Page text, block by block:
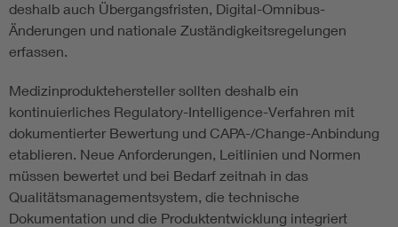
deshalb auch Übergangsfristen, Digital-Omnibus-
Änderungen und nationale Zuständigkeitsregelungen
erfassen.
Medizinproduktehersteller sollten deshalb ein
kontinuierliches Regulatory-Intelligence-Verfahren mit
dokumentierter Bewertung und CAPA-/Change-Anbindung
etablieren. Neue Anforderungen, Leitlinien und Normen
müssen bewertet und bei Bedarf zeitnah in das
Qualitätsmanagementsystem, die technische
Dokumentation und die Produktentwicklung integriert